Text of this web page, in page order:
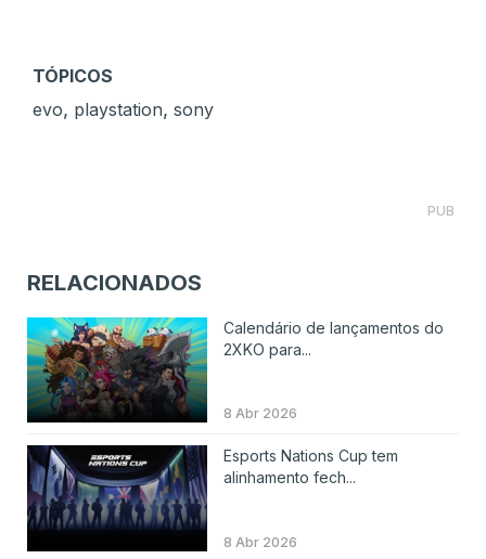
TÓPICOS
evo, playstation, sony
PUB
RELACIONADOS
Calendário de lançamentos do
2XKO para...
8 Abr 2026
Esports Nations Cup tem
alinhamento fech...
8 Abr 2026